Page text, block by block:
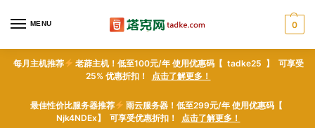
MENU 0
每月主机推荐
老薜主机！低至100元/年 使用优惠码【 tadke25 】 可享受
25% 优惠折扣！ 点击了解更多！
最佳性价比服务器推荐
雨云服务器！低至299元/年 使用优惠码【
Njk4NDEx】 可享受优惠折扣！ 点击了解更多！